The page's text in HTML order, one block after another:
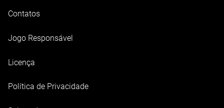
Contatos
Jogo Responsável
Licença
Política de Privacidade